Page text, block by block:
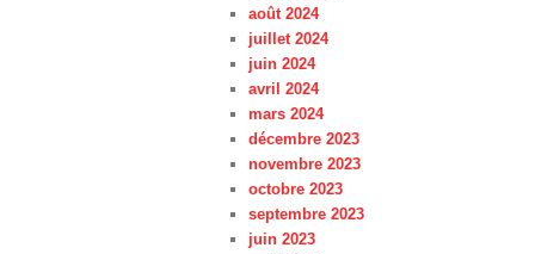
août 2024
juillet 2024
juin 2024
avril 2024
mars 2024
décembre 2023
novembre 2023
octobre 2023
septembre 2023
juin 2023